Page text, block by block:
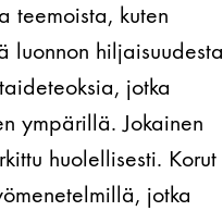
teemoista, kuten
luonnon hiljaisuudesta
jotka
ympärillä. Jokainen
huolellisesti. Korut
jotka